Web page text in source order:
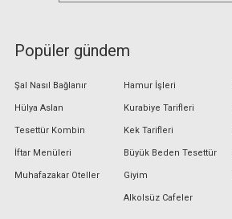
Popüler gündem
Şal Nasıl Bağlanır
Hülya Aslan
Tesettür Kombin
İftar Menüleri
Muhafazakar Oteller
Hamur İşleri
Kurabiye Tarifleri
Kek Tarifleri
Büyük Beden Tesettür
Giyim
Alkolsüz Cafeler